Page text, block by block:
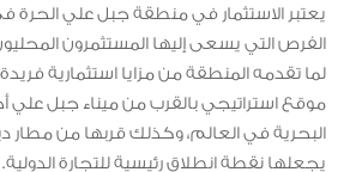
يعتبر الاستثمار في منطقة جبل علي الحرة
الفرص التي يسعى إليها المستثمرون المحليون
لما تقدمه المنطقة من مزايا استثمارية
موقع استراتيجي بالقرب من ميناء جبل علي
البحرية في العالم، وكذلك قربها من مطار
يجعلها نقطة انطلاق رئيسية للتجارة